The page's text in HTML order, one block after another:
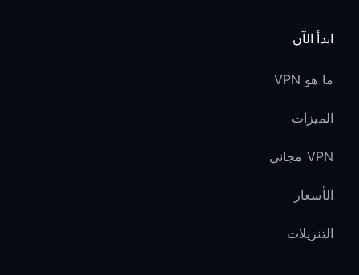
ابدأ الآن
ما هو VPN
الميزات
VPN مجاني
الأسعار
التنزيلات